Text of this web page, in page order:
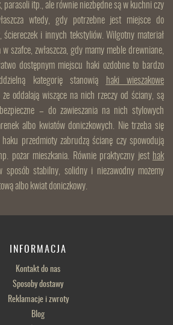
parasoli itp., ale równie niezbędne są w kuchni czy
wtedy, gdy potrzebne jest miejsce do
ściereczek i innych tekstyliów. Wilgotny materiał
szafce, zwłaszcza, gdy mamy meble drewniane,
dostępnym miejscu haki ozdobne to bardzo
kategorię stanowią
haki wieszakowe
oddalają wiszące na nich rzeczy od ściany, są
– do zawieszania na nich stylowych
albo kwiatów doniczkowych. Nie trzeba się
przedmioty zabrudzą ścianę czy spowodują
pożar mieszkania. Równie praktyczny jest hak
sposób stabilny, solidny i niezawodny możemy
albo kwiat doniczkowy.
INFORMACJA
Kontakt do nas
Sposoby dostawy
Reklamacje i zwroty
Blog